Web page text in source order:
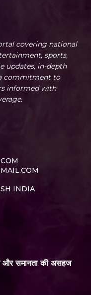
covering national
sports,
updates, in-depth
commitment to
informed with
INDIA
और समानता की असहज